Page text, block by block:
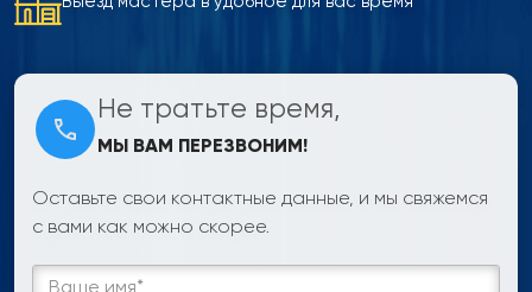
Не тратьте время,
МЫ ВАМ ПЕРЕЗВОНИМ!
Оставьте свои контактные данные, и мы свяжемся
с вами как можно скорее.